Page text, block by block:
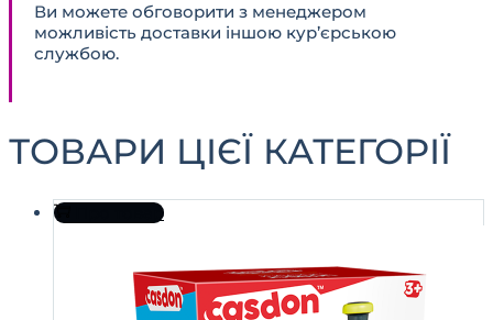
Ви можете обговорити з менеджером
можливість доставки іншою кур’єрською
службою.
ТОВАРИ ЦІЄЇ КАТЕГОРІЇ
Про товар